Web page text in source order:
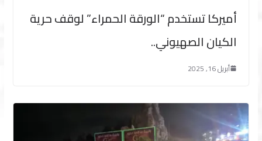
أميركا تستخدم “الورقة الحمراء” لوقف حرية
الكيان الصهيوني..
أبريل 16, 2025